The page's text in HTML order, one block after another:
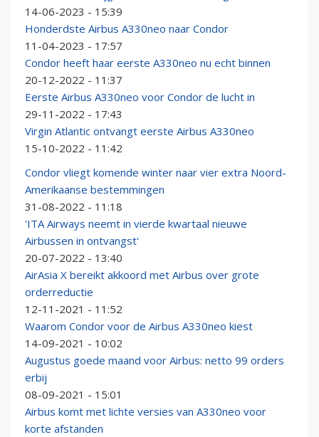
14-06-2023 - 15:39
Honderdste Airbus A330neo naar Condor
11-04-2023 - 17:57
Condor heeft haar eerste A330neo nu echt binnen
20-12-2022 - 11:37
Eerste Airbus A330neo voor Condor de lucht in
29-11-2022 - 17:43
Virgin Atlantic ontvangt eerste Airbus A330neo
15-10-2022 - 11:42
Condor vliegt komende winter naar vier extra Noord-
Amerikaanse bestemmingen
31-08-2022 - 11:18
'ITA Airways neemt in vierde kwartaal nieuwe
Airbussen in ontvangst'
20-07-2022 - 13:40
AirAsia X bereikt akkoord met Airbus over grote
orderreductie
12-11-2021 - 11:52
Waarom Condor voor de Airbus A330neo kiest
14-09-2021 - 10:02
Augustus goede maand voor Airbus: netto 99 orders
erbij
08-09-2021 - 15:01
Airbus komt met lichte versies van A330neo voor
korte afstanden